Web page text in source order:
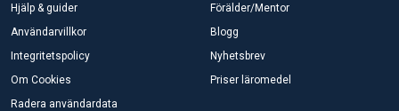
Hjälp & guider
Användarvillkor
Integritetspolicy
Om Cookies
Radera användardata
Förälder/Mentor
Blogg
Nyhetsbrev
Priser läromedel